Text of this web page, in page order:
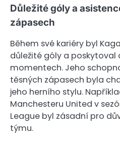
Důležité góly a
zápasech
Během své kariéry byl
důležité góly a poskytoval
momentech. Jeho
těsných zápasech byla
jeho herního stylu.
Manchesteru United v
League byl zásadní pro
týmu.